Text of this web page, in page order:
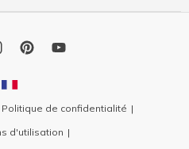
Politique de confidentialité
d'utilisation